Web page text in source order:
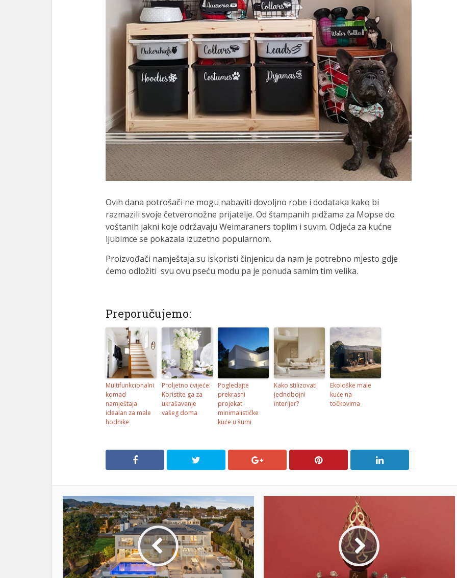
Ovih dana potrošači ne mogu nabaviti dovoljno robe i dodataka kako bi
razmazili svoje četveronožne prijatelje. Od štampanih pidžama za Mopse do
voštanih jakni koje održavaju Weimaraners toplim i suvim. Odjeća za kućne
ljubimce se pokazala izuzetno popularnom.
Proizvođači namještaja su iskoristi činjenicu da nam je potrebno mjesto gdje
ćemo odložiti svu ovu pseću modu pa je ponuda samim tim velika.
Preporučujemo:
Multifunkcionalni
komad
namještaja
idealan za male
hodnike
Proljetno cvijeće:
Koristite ga za
ukrašavanje
vašeg doma
Pogledajte
prekrasni
projekat
minimalističke
kuće u šumi
Kako stilizovati
jednobojni
interijer?
Ekološke male
kuće na
točkovima